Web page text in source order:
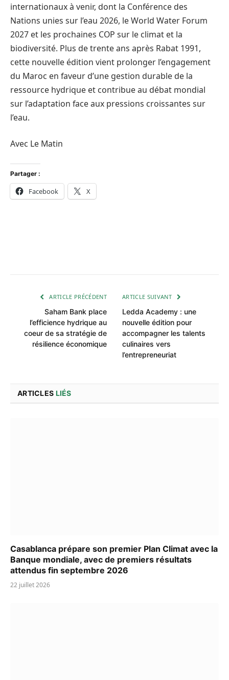
internationaux à venir, dont la Conférence des
Nations unies sur l’eau 2026, le World Water Forum
2027 et les prochaines COP sur le climat et la
biodiversité. Plus de trente ans après Rabat 1991,
cette nouvelle édition vient prolonger l’engagement
du Maroc en faveur d’une gestion durable de la
ressource hydrique et contribue au débat mondial
sur l’adaptation face aux pressions croissantes sur
l’eau.
Avec Le Matin
Partager :
Facebook X
ARTICLE PRÉCÉDENT
Saham Bank place
l’efficience hydrique au
coeur de sa stratégie de
résilience économique
ARTICLE SUIVANT
Ledda Academy : une
nouvelle édition pour
accompagner les talents
culinaires vers
l’entrepreneuriat
ARTICLES LIÉS
Casablanca prépare son premier Plan Climat avec la
Banque mondiale, avec de premiers résultats
attendus fin septembre 2026
22 juillet 2026